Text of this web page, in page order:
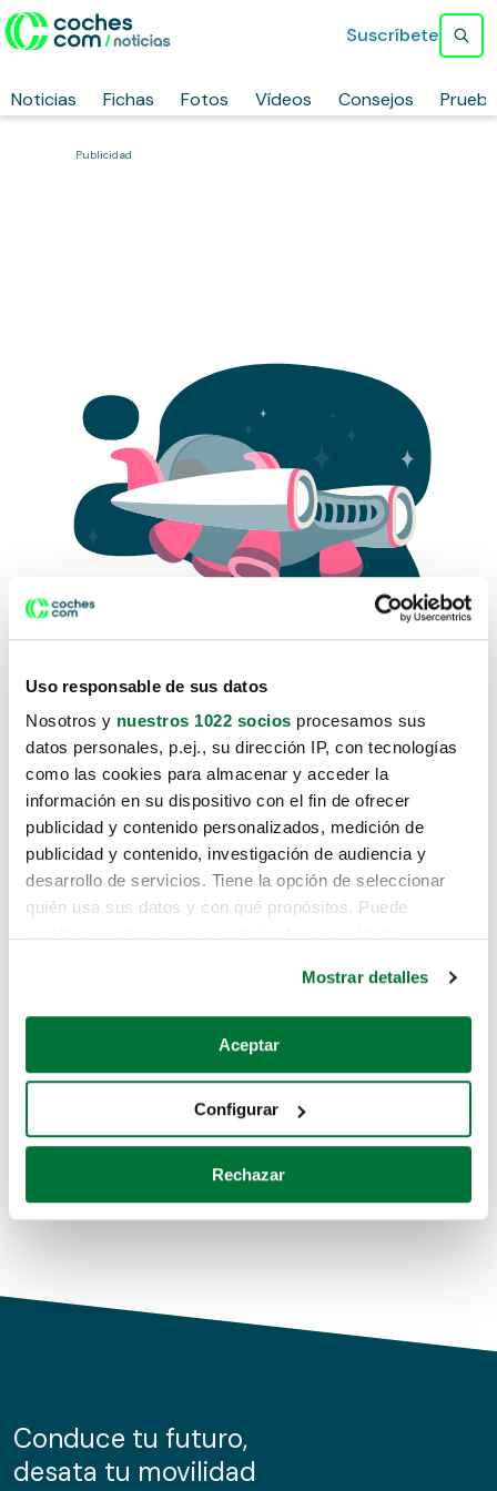
Uso responsable de sus datos
Nosotros y nuestros 1022 socios procesamos sus
datos personales, p.ej., su dirección IP, con tecnologías
como las cookies para almacenar y acceder la
información en su dispositivo con el fin de ofrecer
publicidad y contenido personalizados, medición de
publicidad y contenido, investigación de audiencia y
desarrollo de servicios. Tiene la opción de seleccionar
quién usa sus datos y con qué propósitos. Puede
Si lo permite, también quisiéramos:
Recopilar información sobre su ubicación geográfica
Identificar su dispositivo analizándolo activamente
para buscar características específicas (huellas
Obtenga más información sobre cómo se procesan sus
de cookies.
información sobre el uso que haga del sitio web con
nuestros partners de redes sociales, publicidad y análisis
Mostrar detalles
Aceptar
Configurar
Rechazar
Noticias Fichas Fotos Vídeos Consejos
Suscríbete
Publicidad
Lo sentimos, no sabemos como
te hemos traido hasta aquí.
Pero puedes encontrar el coche que estás
buscando en alguno de estos enlaces:
Coches de segunda mano
Coches de km0
Conduce tu futuro,
desata tu movilidad